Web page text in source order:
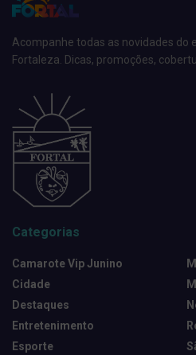
Acompanhe todas as novidades do
Fortaleza. Dicas, promoções,
Categorias
Camarote Vip Junino
Cidade
Destaques
Entretenimento
Esporte